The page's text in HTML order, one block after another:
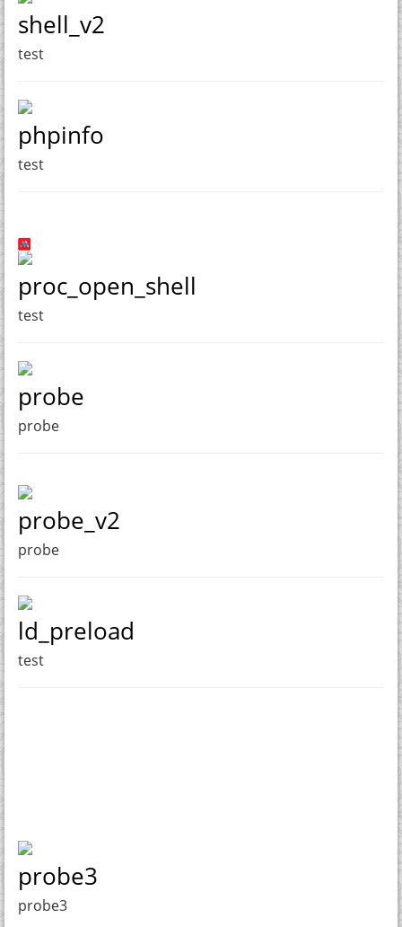
shell_v2
test
phpinfo
test
proc_open_shell
test
probe
probe
probe_v2
probe
ld_preload
test
probe3
probe3